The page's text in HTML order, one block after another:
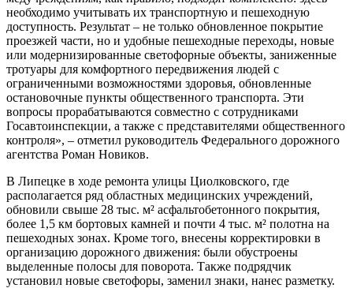
необходимо учитывать их транспортную и пешеходную
доступность. Результат – не только обновленное покрытие
проезжей части, но и удобные пешеходные переходы, новые
или модернизированные светофорные объекты, заниженные
тротуары для комфортного передвижения людей с
ограниченными возможностями здоровья, обновленные
остановочные пункты общественного транспорта. Эти
вопросы прорабатываются совместно с сотрудниками
Госавтоинспекции, а также с представителями общественного
контроля», – отметил руководитель Федерального дорожного
агентства Роман Новиков.
В Липецке в ходе ремонта улицы Циолковского, где
располагается ряд областных медицинских учреждений,
обновили свыше 28 тыс. м² асфальтобетонного покрытия,
более 1,5 км бортовых камней и почти 4 тыс. м² полотна на
пешеходных зонах. Кроме того, внесены корректировки в
организацию дорожного движения: были обустроены
выделенные полосы для поворота. Также подрядчик
установил новые светофоры, заменил знаки, нанес разметку.